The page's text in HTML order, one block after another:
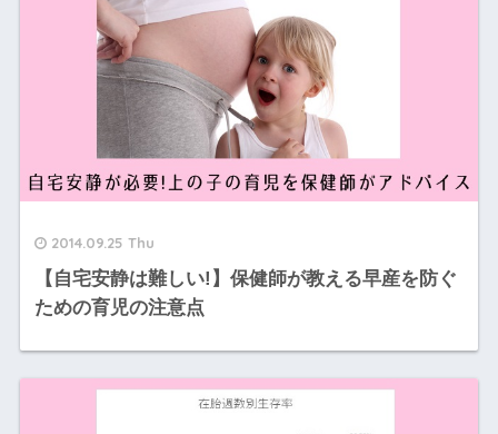
2014.09.25 Thu
【自宅安静は難しい!】保健師が教える早産を防ぐ
ための育児の注意点